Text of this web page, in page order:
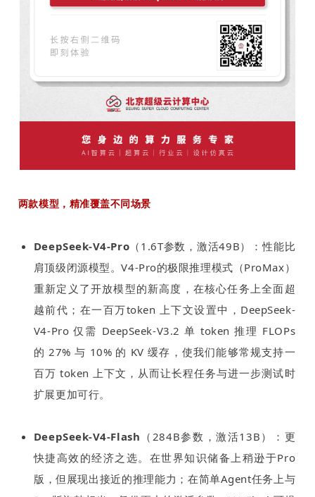
两款模型，精准覆盖不同场景
DeepSeek-V4-Pro （1.6T参数，激活49B）：性能比
肩顶级闭源模型。V4-Pro的极限推理模式（ProMax）
重新定义了开放模型的新高度，在核心任务上全面超
越前代；在一百万token 上下文设置中，DeepSeek-
V4-Pro 仅需 DeepSeek-V3.2 单 token 推理 FLOPs
的 27% 与 10% 的 KV 缓存，使我们能够常规支持一
百万 token 上下文，从而让长程任务与进一步测试时
扩展更加可行。
DeepSeek-V4-Flash （284B参数，激活13B）：更
快捷高效的经济之选。在世界知识储备上稍逊于Pro
版，但展现出接近的推理能力；在简单Agent任务上与